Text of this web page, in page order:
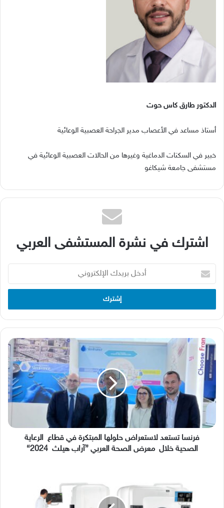
الدكتور‭ ‬طارق‭ ‬كاس‭ ‬حوت
أستاذ‭ ‬مساعد‭ ‬في‭ ‬الأعصاب‭ ‬مدير‭ ‬الجراحة‭ ‬العصبية‭ ‬الوعائية
‬مستشفى‭ ‬جامعة‭ ‬شيكاغو
اشترك في نشرة المستشفى العربي
بريدك
الإلكتروني
فرنسا
تستعد
لاستعراض
حلولها
المبتكرة
في
قطاع
الصحية
فرنسا تستعد لاستعراض حلولها المبتكرة في قطاع الرعاية
الصحية خلال معرض الصحة العربي ”آراب هيلث 2024“